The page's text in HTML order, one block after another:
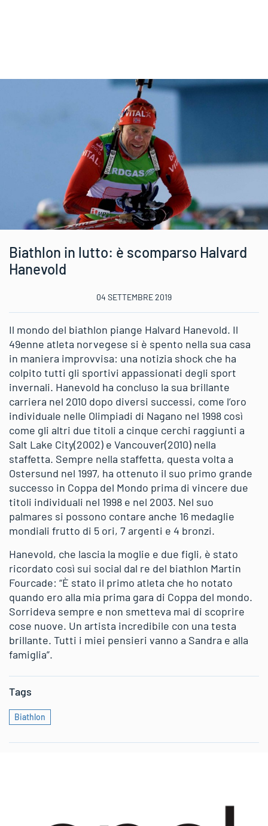
Biathlon in lutto: è scomparso Halvard
Hanevold
04 SETTEMBRE 2019
Il mondo del biathlon piange Halvard Hanevold. Il
49enne atleta norvegese si è spento nella sua casa
in maniera improvvisa: una notizia shock che ha
colpito tutti gli sportivi appassionati degli sport
invernali. Hanevold ha concluso la sua brillante
carriera nel 2010 dopo diversi successi, come l’oro
individuale nelle Olimpiadi di Nagano nel 1998 così
come gli altri due titoli a cinque cerchi raggiunti a
Salt Lake City(2002) e Vancouver(2010) nella
staffetta. Sempre nella staffetta, questa volta a
Ostersund nel 1997, ha ottenuto il suo primo grande
successo in Coppa del Mondo prima di vincere due
titoli individuali nel 1998 e nel 2003. Nel suo
palmares si possono contare anche 16 medaglie
mondiali frutto di 5 ori, 7 argenti e 4 bronzi.
Hanevold, che lascia la moglie e due figli, è stato
ricordato così sui social dal re del biathlon Martin
Fourcade: “È stato il primo atleta che ho notato
quando ero alla mia prima gara di Coppa del mondo.
Sorrideva sempre e non smetteva mai di scoprire
cose nuove. Un artista incredibile con una testa
brillante. Tutti i miei pensieri vanno a Sandra e alla
famiglia”.
Tags
Biathlon